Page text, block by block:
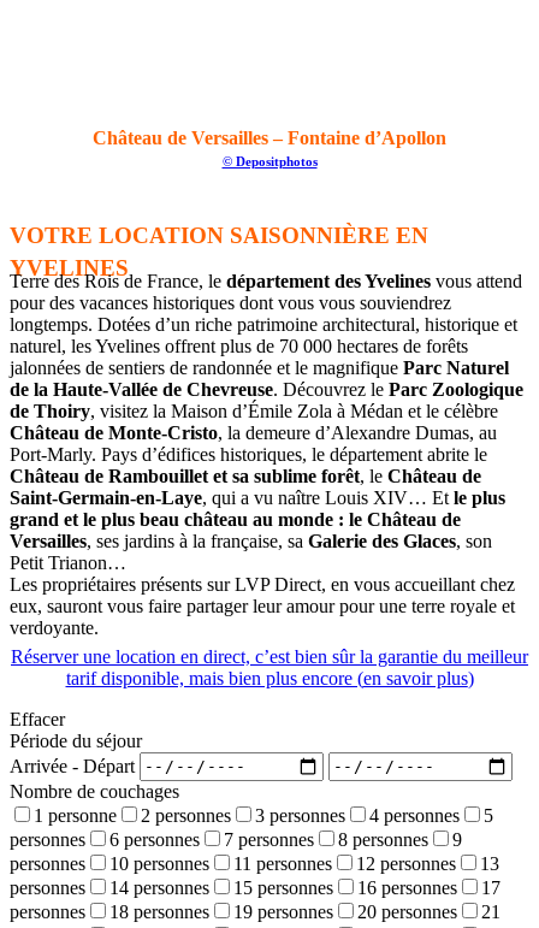
Château de Versailles – Fontaine d’Apollon
© Depositphotos
VOTRE LOCATION SAISONNIÈRE EN
YVELINES
Terre des Rois de France, le département des Yvelines vous attend
pour des vacances historiques dont vous vous souviendrez
longtemps. Dotées d’un riche patrimoine architectural, historique et
naturel, les Yvelines offrent plus de 70 000 hectares de forêts
jalonnées de sentiers de randonnée et le magnifique Parc Naturel
de la Haute-Vallée de Chevreuse. Découvrez le Parc Zoologique
de Thoiry, visitez la Maison d’Émile Zola à Médan et le célèbre
Château de Monte-Cristo, la demeure d’Alexandre Dumas, au
Port-Marly. Pays d’édifices historiques, le département abrite le
Château de Rambouillet et sa sublime forêt, le Château de
Saint-Germain-en-Laye, qui a vu naître Louis XIV… Et le plus
grand et le plus beau château au monde : le Château de
Versailles, ses jardins à la française, sa Galerie des Glaces, son
Petit Trianon…
Les propriétaires présents sur LVP Direct, en vous accueillant chez
eux, sauront vous faire partager leur amour pour une terre royale et
verdoyante.
Réserver une location en direct, c’est bien sûr la garantie du meilleur
tarif disponible, mais bien plus encore (en savoir plus)
Effacer
Période du séjour
Arrivée - Départ
Nombre de couchages
1 personne
2 personnes 3 personnes 4 personnes
5
personnes
6 personnes 7 personnes 8 personnes
9
personnes
10 personnes 11 personnes 12 personnes
13
personnes
14 personnes 15 personnes 16 personnes
17
personnes
18 personnes 19 personnes 20 personnes
21